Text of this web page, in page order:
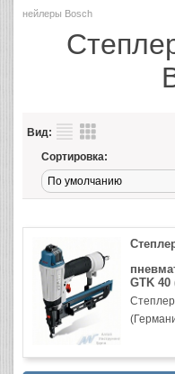
нейлеры Bosch
Вид:
Сортировка:
GTK 40